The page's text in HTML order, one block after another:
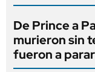
De Prince a
murieron sin
fueron a